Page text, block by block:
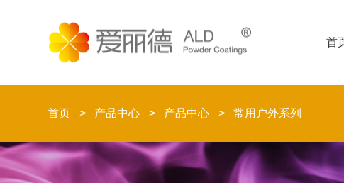
首
首页 产品中心 产品中心 常用户外系列